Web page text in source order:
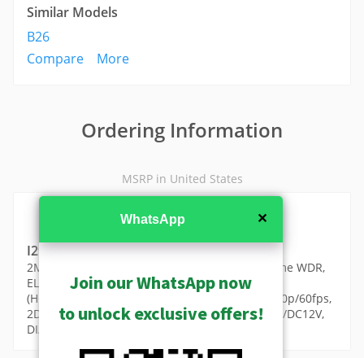
Similar Models
B26
Compare
More
Ordering Information
MSRP in United States
I29
2MP Video Analytics Zoom Box with D/N, Extreme WDR,
ELLS, 36x Zoom lens, f4.6-165.6mm/F1.55-5.0
(HOV:62.7°-2.7°), DC iris, Auto Focus, H.264, 1080p/60fps,
2D+3D DNR, Audio, MicroSDHC/MicroSDXC, PoE/DC12V,
DI/DO, RS-422/RS-485, Built-in Analytics
✕
WhatsApp
Join our WhatsApp now
to unlock exclusive offers!